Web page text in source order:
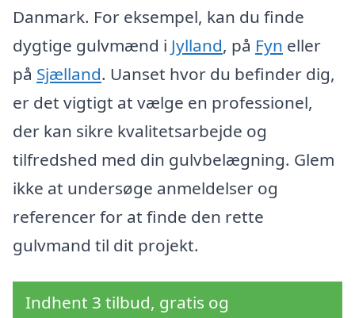
Danmark. For eksempel, kan du finde
dygtige gulvmænd i Jylland, på Fyn eller
på Sjælland. Uanset hvor du befinder dig,
er det vigtigt at vælge en professionel,
der kan sikre kvalitetsarbejde og
tilfredshed med din gulvbelægning. Glem
ikke at undersøge anmeldelser og
referencer for at finde den rette
gulvmand til dit projekt.
Indhent 3 tilbud, gratis og